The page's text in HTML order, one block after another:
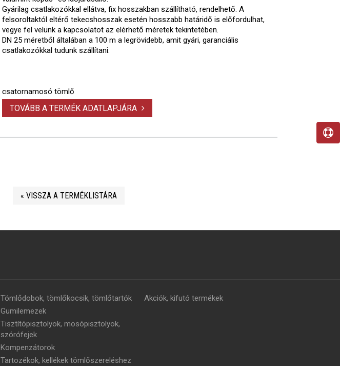
Gyárilag csatlakozókkal ellátva, fix hosszakban szállítható, rendelhető. A
felsoroltaktól eltérő tekecshosszak esetén hosszabb határidő is előfordulhat,
vegye fel velünk a kapcsolatot az elérhető méretek tekintetében.
DN 25 méretből általában a 100 m a legrövidebb, amit gyári, garanciális
csatlakozókkal tudunk szállítani.
csatornamosó tömlő
TOVÁBB A TERMÉK ADATLAPJÁRA
« VISSZA A TERMÉKLISTÁRA
Tömlődobok, tömlőkocsik, tömlőtartók
Gumilemezek
Tisztítópisztolyok, mosópisztolyok,
szórófejek
Kompenzátorok
Tartozékok, kellékek tömlőszereléshez
Akciók, kifutó termékek